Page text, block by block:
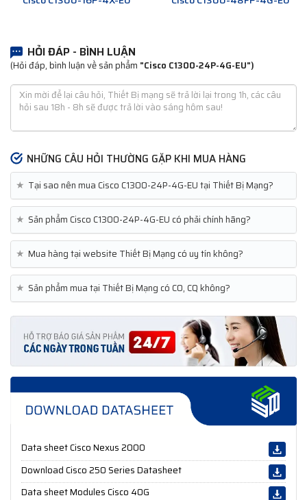
HỎI ĐÁP - BÌNH LUẬN
(Hỏi đáp, bình luận về sản phẩm "Cisco C1300-24P-4G-EU​")
NHỮNG CÂU HỎI THƯỜNG GẶP KHI MUA HÀNG
★ Tại sao nên mua Cisco C1300-24P-4G-EU​ tại Thiết Bị Mạng?
★ Sản phẩm Cisco C1300-24P-4G-EU​ có phải chính hãng?
★ Mua hàng tại website Thiết Bị Mạng có uy tín không?
★ Sản phẩm mua tại Thiết Bị Mạng có CO, CQ không?
Data sheet Cisco Nexus 2000
Download Cisco 250 Series Datasheet
Data sheet Modules Cisco 40G